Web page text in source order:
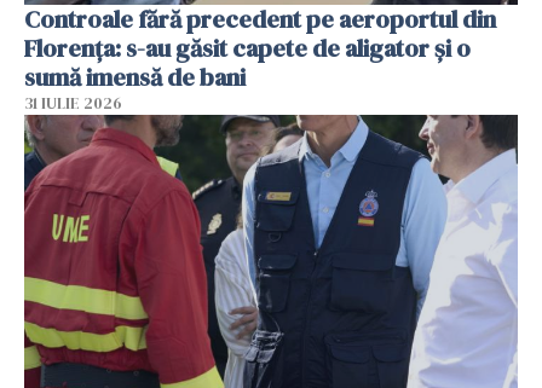
Controale fără precedent pe aeroportul din
Florența: s-au găsit capete de aligator și o
sumă imensă de bani
31 IULIE 2026